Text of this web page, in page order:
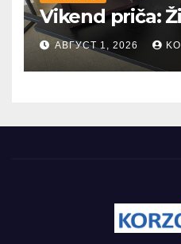
Vikend priča:
АВГУСТ 1, 2026